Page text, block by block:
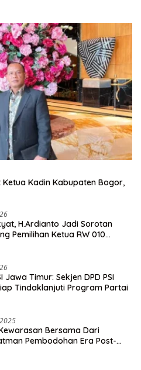
Kadin Kabupaten Bogor,
H.Ardianto Jadi Sorotan
Pemilihan Ketua RW 010
Jawa Timur: Sekjen DPD PSI
Tindaklanjuti Program Partai
Bersama Dari
Pembodohan Era Post-